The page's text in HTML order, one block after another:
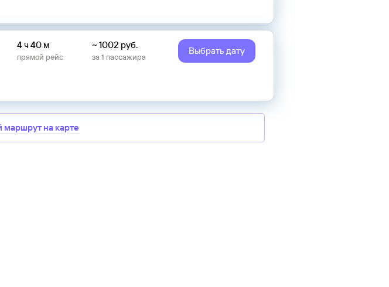
4 ч 40 м
прямой рейс
~1002 руб.
за1 пассажира
Выбрать дату
на карте